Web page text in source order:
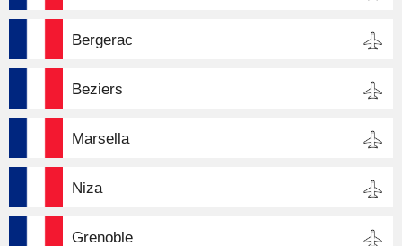
Bergerac
Beziers
Marsella
Niza
Grenoble